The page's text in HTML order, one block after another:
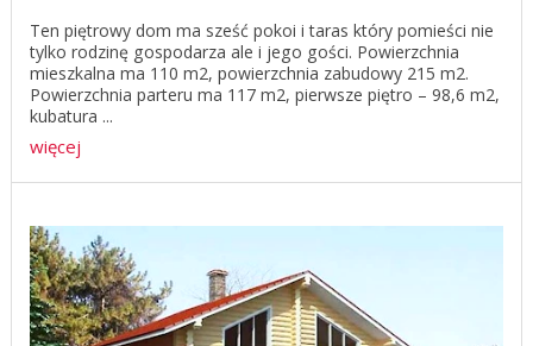
Ten piętrowy dom ma sześć pokoi i taras który pomieści nie
tylko rodzinę gospodarza ale i jego gości. Powierzchnia
mieszkalna ma 110 m2, powierzchnia zabudowy 215 m2.
Powierzchnia parteru ma 117 m2, pierwsze piętro – 98,6 m2,
kubatura ...
więcej